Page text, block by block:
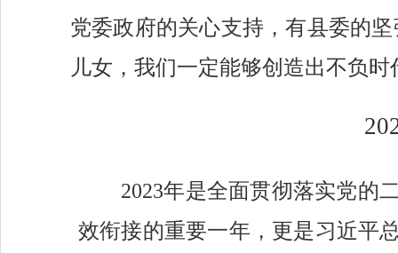
党委政府的关心支持，有县委的
儿女，我们一定能够创造出不负
20
2023年是全面贯彻落实党的
效衔接的重要一年 ， 更是习近平